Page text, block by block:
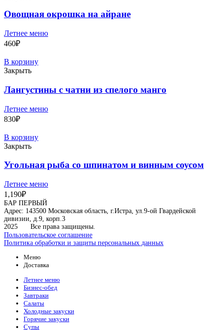
Овощная окрошка на айране
Летнее меню
460₽
В корзину
Закрыть
Лангустины с чатни из спелого манго
Летнее меню
830₽
В корзину
Закрыть
Угольная рыба со шпинатом и винным соусом
Летнее меню
1,190₽
БАР ПЕРВЫЙ
Адрес: 143500 Московская область, г.Истра, ул.9-ой Гвардейской
дивизии, д.9, корп.3
2025
Все права защищены.
Пользовательское соглашение
Политика обработки и защиты персональных данных
Меню
Доставка
Летнее меню
Бизнес-обед
Завтраки
Салаты
Холодные закуски
Горячие закуски
Супы